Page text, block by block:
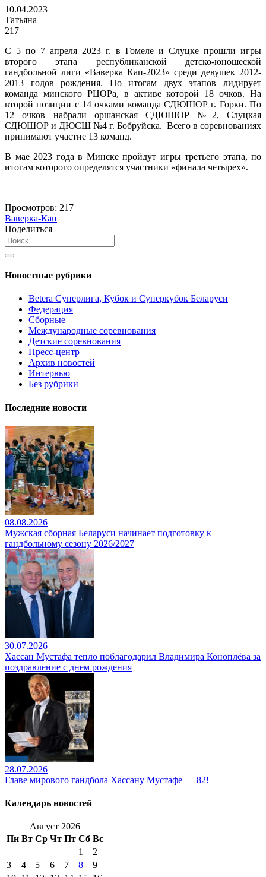
10.04.2023
Татьяна
217
С 5 по 7 апреля 2023 г. в Гомеле и Слуцке прошли игры
второго этапа республиканской детско-юношеской
гандбольной лиги «Ваверка Кап-2023» среди девушек 2012-
2013 годов рождения. По итогам двух этапов лидирует
команда минского РЦОРа, в активе которой 18 очков. На
второй позиции с 14 очками команда СДЮШОР г. Горки. По
12 очков набрали оршанская СДЮШОР №2, Слуцкая
СДЮШОР и ДЮСШ №4 г. Бобруйска. Всего в соревнованиях
принимают участие 13 команд.
В мае 2023 года в Минске пройдут игры третьего этапа, по
итогам которого определятся участники «финала четырех».
Просмотров: 217
Ваверка-Кап
Поделиться
Новостные рубрики
Betera Суперлига, Кубок и Суперкубок Беларуси
Федерация
Сборные
Международные соревнования
Детские соревнования
Пресс-центр
Архив новостей
Интервью
Без рубрики
Последние новости
08.08.2026
Мужская сборная Беларуси начинает подготовку к
гандбольному сезону 2026/2027
30.07.2026
Хассан Мустафа тепло поблагодарил Владимира Коноплёва за
поздравление с днем рождения
28.07.2026
Главе мирового гандбола Хассану Мустафе — 82!
Календарь новостей
Август 2026
Пн Вт Ср Чт Пт Сб Вс
1
2
3
4 5 6 7 8
9